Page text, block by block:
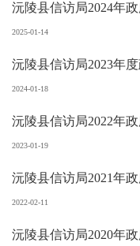
沅陵县信访局2024年
2025-01-14
沅陵县信访局2023年
2024-01-18
沅陵县信访局2022年
2023-01-19
沅陵县信访局2021年
2022-02-11
沅陵县信访局2020年